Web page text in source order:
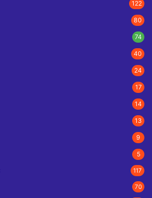
122
80
74
40
24
17
14
13
9
5
117
70